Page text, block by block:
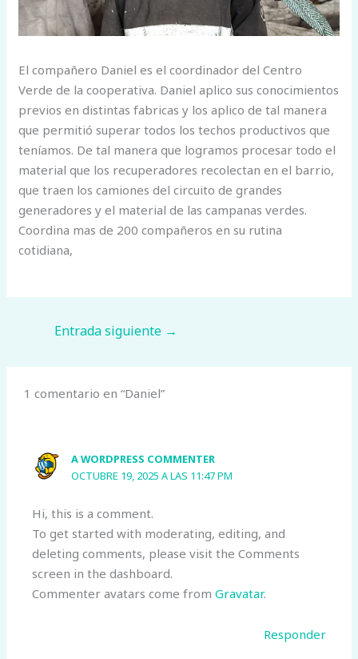
El compañero Daniel es el coordinador del Centro
Verde de la cooperativa. Daniel aplico sus conocimientos
previos en distintas fabricas y los aplico de tal manera
que permitió superar todos los techos productivos que
teníamos. De tal manera que logramos procesar todo el
material que los recuperadores recolectan en el barrio,
que traen los camiones del circuito de grandes
generadores y el material de las campanas verdes.
Coordina mas de 200 compañeros en su rutina
cotidiana,
Entrada siguiente →
1 comentario en “Daniel”
A WORDPRESS COMMENTER
OCTUBRE 19, 2025 A LAS 11:47 PM
Hi, this is a comment.
To get started with moderating, editing, and
deleting comments, please visit the Comments
screen in the dashboard.
Commenter avatars come fromGravatar.
Responder